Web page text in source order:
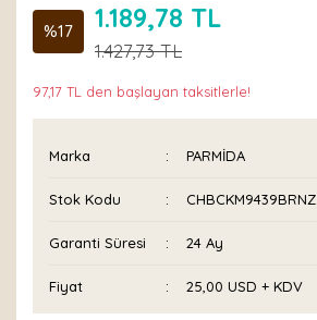
%17 1.189,78 TL
1.427,73 TL
97,17 TL den başlayan taksitlerle!
Marka PARMİDA
Stok Kodu CHBCKM9439BRNZ
Garanti Süresi 24 Ay
Fiyat 25,00 USD + KDV